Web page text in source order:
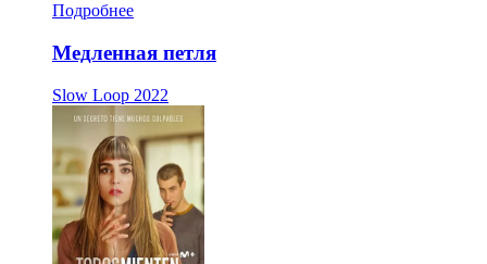
Подробнее
Медленная петля
Slow Loop 2022